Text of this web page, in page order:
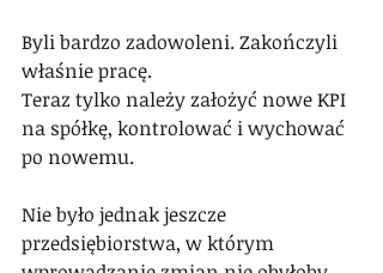
Byli bardzo zadowoleni. Zakończyli
właśnie pracę.
Teraz tylko należy założyć nowe KPI
na spółkę, kontrolować i wychować
po nowemu.
Nie było jednak jeszcze
przedsiębiorstwa, w którym